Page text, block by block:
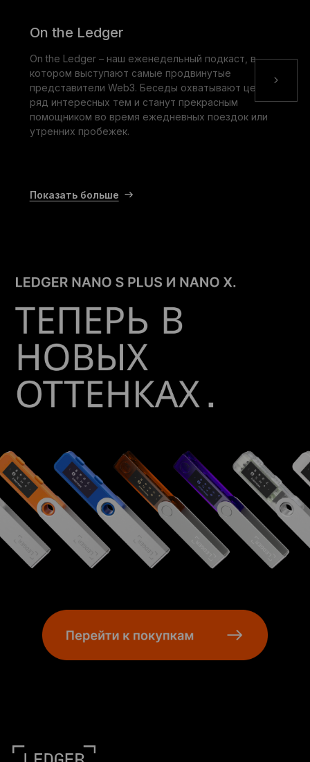
On the Ledger
On the Ledger – наш еженедельный подкаст, в
котором выступают самые продвинутые
представители Web3. Беседы охватывают целый
ряд интересных тем и станут прекрасным
помощником во время ежедневных поездок или
утренних пробежек.
Показать больше